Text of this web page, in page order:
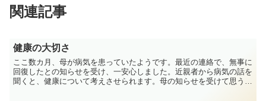
関連記事
健康の大切さ
ここ数カ月、母が病気を患っていたようです。最近の連絡で、無事に
回復したとの知らせを受け、一安心しました。近親者から病気の話を
聞くと、健康について考えさせられます。母の知らせを受けて思うこ